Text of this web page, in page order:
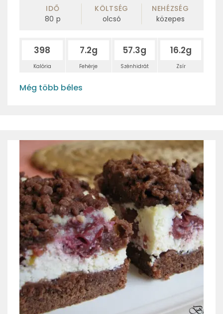
IDŐ
80 p
KÖLTSÉG
olcsó
NEHÉZSÉG
közepes
398
Kalória
7.2g
Fehérje
57.3g
Szénhidrát
16.2g
Zsír
Még több béles